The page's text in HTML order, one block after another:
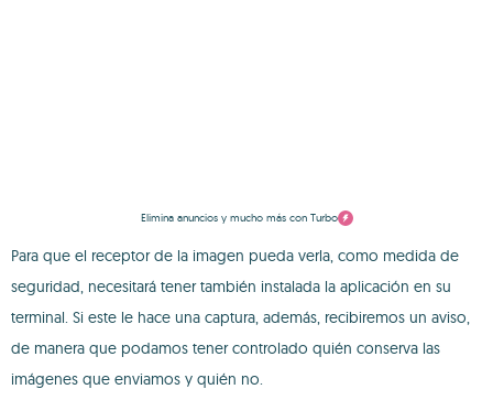
Elimina anuncios y mucho más con Turbo
Para que el receptor de la imagen pueda verla, como medida de
seguridad, necesitará tener también instalada la aplicación en su
terminal. Si este le hace una captura, además, recibiremos un aviso,
de manera que podamos tener controlado quién conserva las
imágenes que enviamos y quién no.